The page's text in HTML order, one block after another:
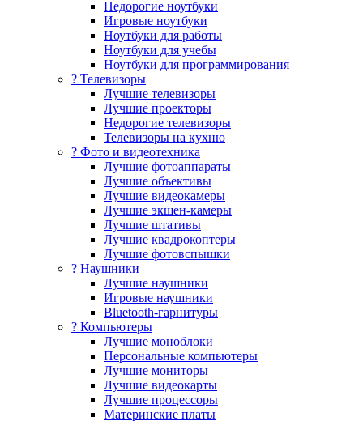
Недорогие ноутбуки
Игровые ноутбуки
Ноутбуки для работы
Ноутбуки для учебы
Ноутбуки для программирования
? Телевизоры
Лучшие телевизоры
Лучшие проекторы
Недорогие телевизоры
Телевизоры на кухню
? Фото и видеотехника
Лучшие фотоаппараты
Лучшие объективы
Лучшие видеокамеры
Лучшие экшен-камеры
Лучшие штативы
Лучшие квадрокоптеры
Лучшие фотовспышки
? Наушники
Лучшие наушники
Игровые наушники
Bluetooth-гарнитуры
?️ Компьютеры
Лучшие моноблоки
Персональные компьютеры
Лучшие мониторы
Лучшие видеокарты
Лучшие процессоры
Материнские платы